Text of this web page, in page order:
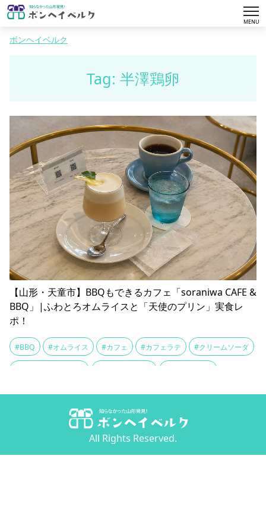
MENU
ボンヘイベルク
Tag: 半澤鶏卵
【山形・天童市】BBQもできるカフェ「soraniwa CAFE &
BBQ」|ふわとろオムライスと「天使のプリン」実食レ
ポ！
#BBQ #オムライス #カフェ #カフェラテ #クリームソーダ
#バーベキュー #ランチ #半澤鶏卵 #天使のプリン #天童市
All Rights Reserved.